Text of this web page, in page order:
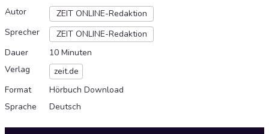
Autor
ZEIT ONLINE-Redaktion
Sprecher
ZEIT ONLINE-Redaktion
Dauer
10 Minuten
Verlag
zeit.de
Format
Hörbuch Download
Sprache
Deutsch